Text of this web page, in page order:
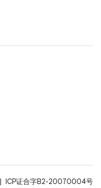
ICP证合字B2-20070004号